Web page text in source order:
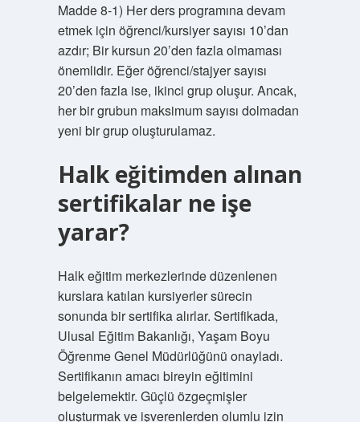
Madde 8-1) Her ders programına devam
etmek için öğrenci/kursiyer sayısı 10’dan
azdır; Bir kursun 20’den fazla olmaması
önemlidir. Eğer öğrenci/stajyer sayısı
20’den fazla ise, ikinci grup oluşur. Ancak,
her bir grubun maksimum sayısı dolmadan
yeni bir grup oluşturulamaz.
Halk eğitimden alınan
sertifikalar ne işe
yarar?
Halk eğitim merkezlerinde düzenlenen
kurslara katılan kursiyerler sürecin
sonunda bir sertifika alırlar. Sertifikada,
Ulusal Eğitim Bakanlığı, Yaşam Boyu
Öğrenme Genel Müdürlüğünü onayladı.
Sertifikanın amacı bireyin eğitimini
belgelemektir. Güçlü özgeçmişler
oluşturmak ve işverenlerden olumlu izin